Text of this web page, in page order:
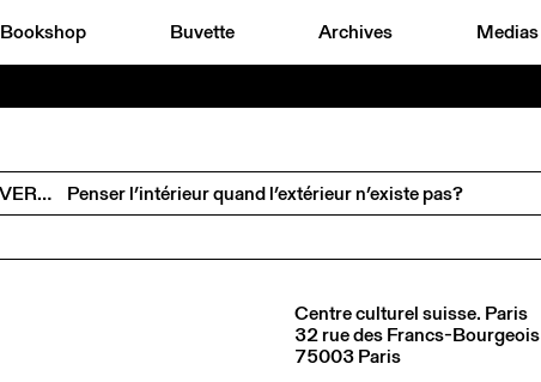
Bookshop Buvette Archives Medias
ANDREAS VOGLER ET EMANUELE COCCIA EN CONVERSATION AVEC CHARLOTTE POUPON
Penser l’intérieur quand l’extérieur n’existe pas?
Centre culturel suisse. Paris
32 rue des Francs-Bourgeois
75003 Paris